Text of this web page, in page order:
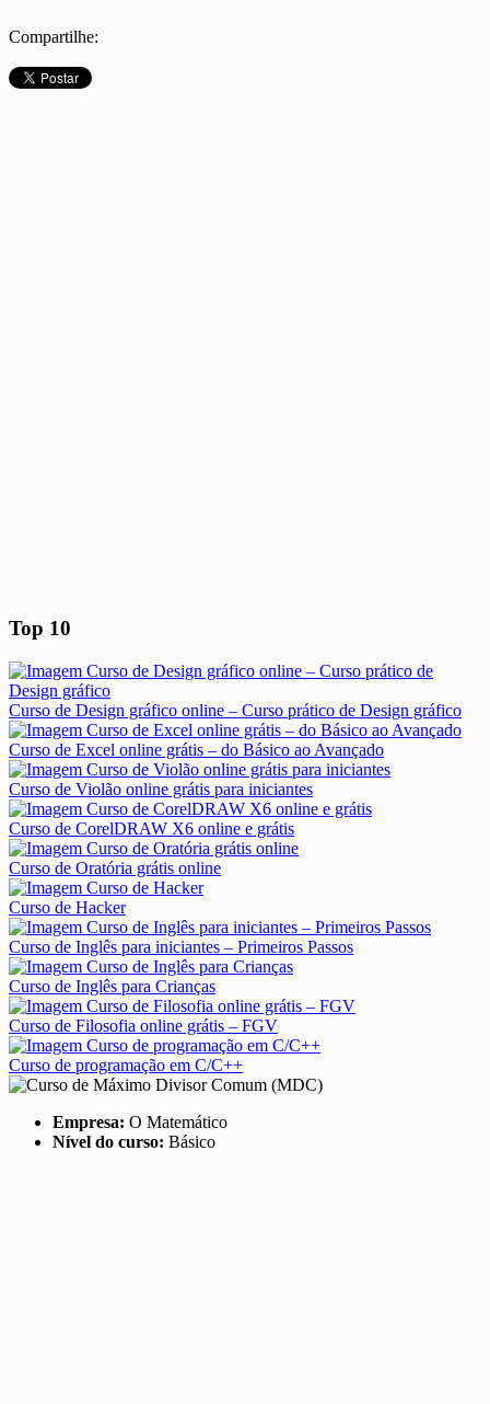
Compartilhe:
Top 10
Curso de Design gráfico online – Curso prático de Design gráfico
Curso de Excel online grátis – do Básico ao Avançado
Curso de Violão online grátis para iniciantes
Curso de CorelDRAW X6 online e grátis
Curso de Oratória grátis online
Curso de Hacker
Curso de Inglês para iniciantes – Primeiros Passos
Curso de Inglês para Crianças
Curso de Filosofia online grátis – FGV
Curso de programação em C/C++
Empresa: O Matemático
Nível do curso: Básico